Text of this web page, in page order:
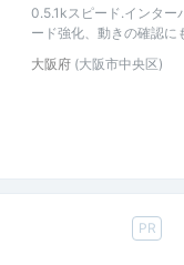
0.5.1kスピード.インター
ード強化、動きの確認に
大阪府 (大阪市中央区)
PR